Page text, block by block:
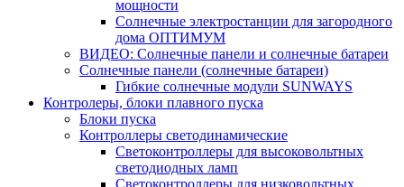
мощности
Солнечные электростанции для загородного
дома ОПТИМУМ
ВИДЕО: Солнечные панели и солнечные батареи
Солнечные панели (солнечные батареи)
Гибкие солнечные модули SUNWAYS
Контролеры, блоки плавного пуска
Блоки пуска
Контроллеры светодинамические
Светоконтроллеры для высоковольтных
светодиодных ламп
Светоконтроллеры для низковольтных